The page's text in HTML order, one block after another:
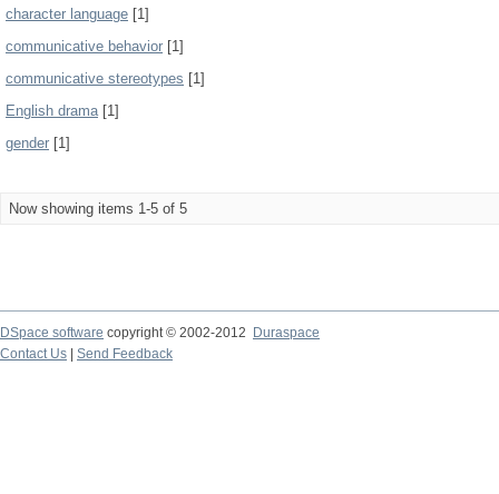
character language [1]
communicative behavior [1]
communicative stereotypes [1]
English drama[1]
gender [1]
Now showing items 1-5 of 5
DSpace software copyright © 2002-2012
Duraspace
Contact Us
Send Feedback